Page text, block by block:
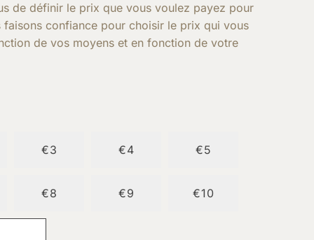
de définir le prix que vous voulez payez pour
confiance pour choisir le prix qui vous
de vos moyens et en fonction de votre
€3 €4 €5
€8 €9 €10